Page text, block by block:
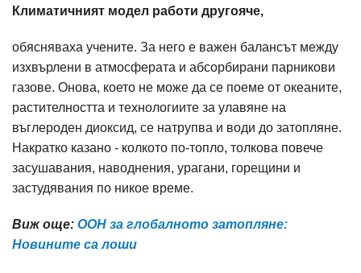
Климатичният модел работи другояче,
обясняваха учените. За него е важен балансът между
изхвърлени в атмосферата и абсорбирани парникови
газове. Онова, което не може да се поеме от океаните,
растителността и технологиите за улавяне на
въглероден диоксид, се натрупва и води до затопляне.
Накратко казано - колкото по-топло, толкова повече
засушавания, наводнения, урагани, горещини и
застудявания по никое време.
Виж още: ООН за глобалното затопляне:
Новините са лоши